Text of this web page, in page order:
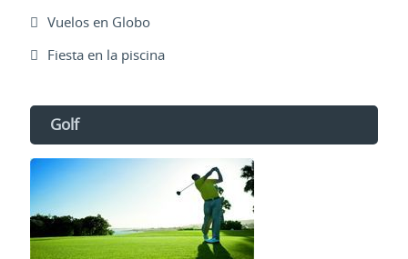
Vuelos en Globo
Fiesta en la piscina
Golf